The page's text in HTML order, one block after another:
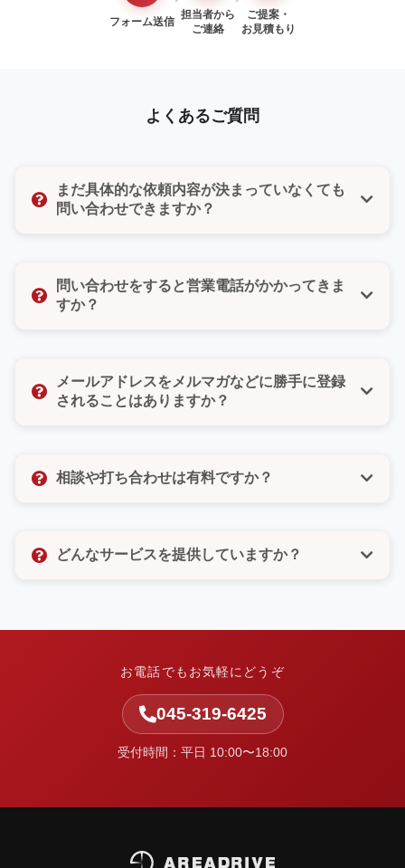
フォーム送信
担当者から
ご連絡
ご提案・
お見積もり
よくあるご質問
まだ具体的な依頼内容が決まっていなくても
問い合わせできますか？
たい」「ちょっとした質問だけでもいいのかな」そん
な気持ちでも大丈夫です。どんな小さなご相談でもお
問い合わせをすると営業電話がかかってきま
すか？
たしません。また、お問い合わせフォームではご希望
の連絡方法（電話・メール・どちらでもよい）をお選
メールアドレスをメルマガなどに勝手に登録
されることはありますか？
なども一切いたしませんので、ご安心ください。お客
相談や打ち合わせは有料ですか？
望をしっかりとお聞きし、最適なご提案をさせていた
どんなサービスを提供していますか？
を整理し、実行まで伴走します。
お電話でもお気軽にどうぞ
045-319-6425
受付時間：平日 10:00〜18:00